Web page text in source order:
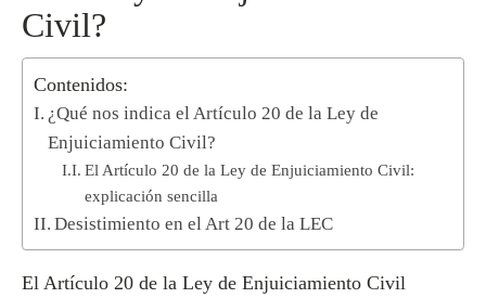
Civil?
Contenidos:
¿Qué nos indica el Artículo 20 de la Ley de
Enjuiciamiento Civil?
El Artículo 20 de la Ley de Enjuiciamiento Civil:
explicación sencilla
Desistimiento en el Art 20 de la LEC
El Artículo 20 de la Ley de Enjuiciamiento Civil